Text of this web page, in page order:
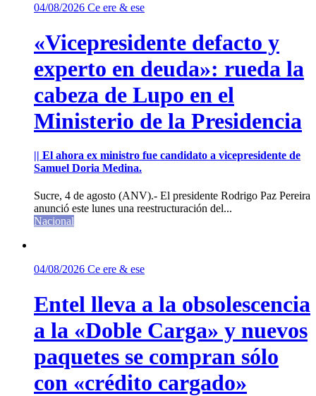
04/08/2026 Ce ere & ese
«Vicepresidente defacto y
experto en deuda»: rueda la
cabeza de Lupo en el
Ministerio de la Presidencia
|| El ahora ex ministro fue candidato a vicepresidente de
Samuel Doria Medina.
Sucre, 4 de agosto (ANV).- El presidente Rodrigo Paz Pereira
anunció este lunes una reestructuración del...
Nacional
04/08/2026 Ce ere & ese
Entel lleva a la obsolescencia
a la «Doble Carga» y nuevos
paquetes se compran sólo
con «crédito cargado»